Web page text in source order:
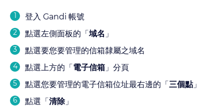
登入 Gandi 帳號
點選左側面板的「 域名 」
點選要您要管理的信箱隸屬之域名
點選上方的「 電子信箱 」分頁
點選您要管理的電子信箱位址最右邊的「 三個點」
點選「 清除」